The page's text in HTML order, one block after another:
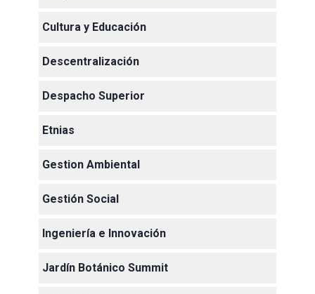
Cultura y Educación
Descentralización
Despacho Superior
Etnias
Gestion Ambiental
Gestión Social
Ingeniería e Innovación
Jardín Botánico Summit